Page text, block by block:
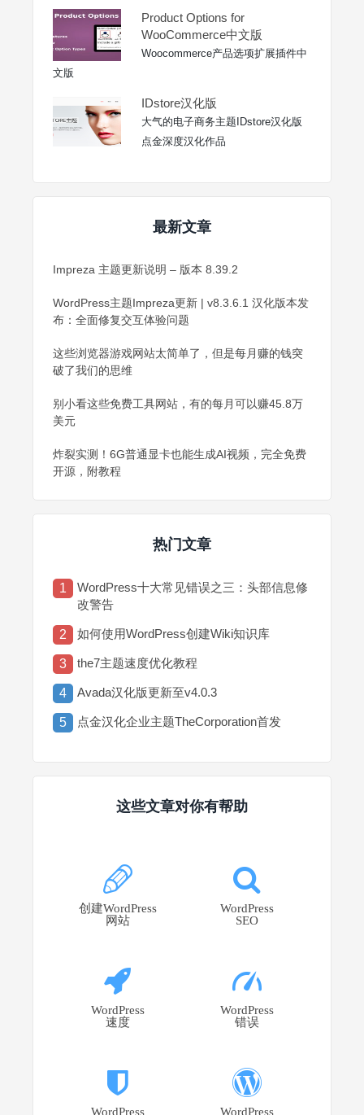
Product Options for
WooCommerce中文版
Woocommerce产品选项扩展插件中
文版
IDstore汉化版
大气的电子商务主题IDstore汉化版
点金深度汉化作品
最新文章
Impreza 主题更新说明 – 版本 8.39.2
WordPress主题Impreza更新 | v8.3.6.1 汉化版本发
布：全面修复交互体验问题
这些浏览器游戏网站太简单了，但是每月赚的钱突
破了我们的思维
别小看这些免费工具网站，有的每月可以赚45.8万
美元
炸裂实测！6G普通显卡也能生成AI视频，完全免费
开源，附教程
热门文章
1
WordPress十大常见错误之三：头部信息修
改警告
2 如何使用WordPress创建Wiki知识库
3 the7主题速度优化教程
4 Avada汉化版更新至v4.0.3
5 点金汉化企业主题TheCorporation首发
这些文章对你有帮助
创建WordPress
网站
WordPress
SEO
WordPress
速度
WordPress
错误
WordPress
WordPress